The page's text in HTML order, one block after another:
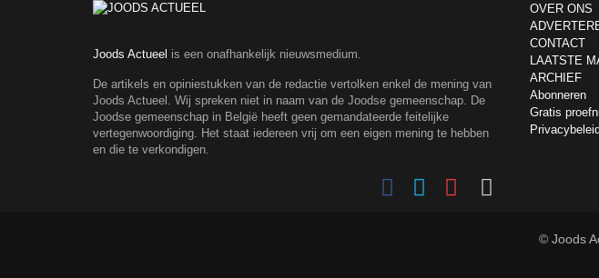
Joods Actueel is een onafhankelijk nieuwsmedium.
De artikels en opiniestukken van de redactie vertolken enkel de mening van
Joods Actueel. Wij spreken niet in naam van de Joodse gemeenschap. De
Joodse gemeenschap in België heeft geen gemandateerde feitelijke
vertegenwoordiging. Het staat iedereen vrij om een eigen mening te hebben
en die te verkondigen.
OVER ONS
CONTACT
LAATSTE
ARCHIEF
Abonneren
Gratis
© Joods